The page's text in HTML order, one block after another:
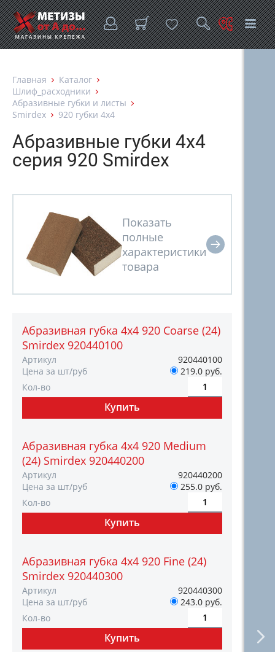
Главная
Каталог
Шлиф_расходники
Абразивные губки и листы
Smirdex
920 губки 4х4
Абразивные губки 4х4
серия 920 Smirdex
Абразивная губка 4х4 920 Coarse (24)
Smirdex 920440100
Артикул
920440100
Цена за шт/руб
219.0 руб.
Кол-во
Абразивная губка 4х4 920 Medium
(24) Smirdex 920440200
Артикул
920440200
Цена за шт/руб
255.0 руб.
Кол-во
Абразивная губка 4х4 920 Fine (24)
Smirdex 920440300
Артикул
920440300
Цена за шт/руб
243.0 руб.
Кол-во